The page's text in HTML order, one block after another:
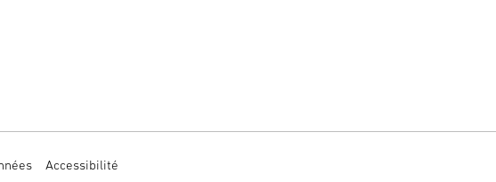
Accessibilité